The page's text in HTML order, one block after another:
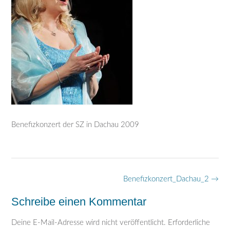
Benefizkonzert der SZ in Dachau 2009
Benefizkonzert_Dachau_2 →
Schreibe einen Kommentar
Deine E-Mail-Adresse wird nicht veröffentlicht. Erforderliche